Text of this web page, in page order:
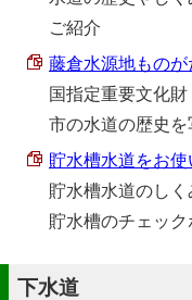
ご紹介
藤倉水源地ものが
国指定重要文化
市の水道の歴史
貯水槽水道をお使
貯水槽水道のしく
貯水槽のチェッ
下水道